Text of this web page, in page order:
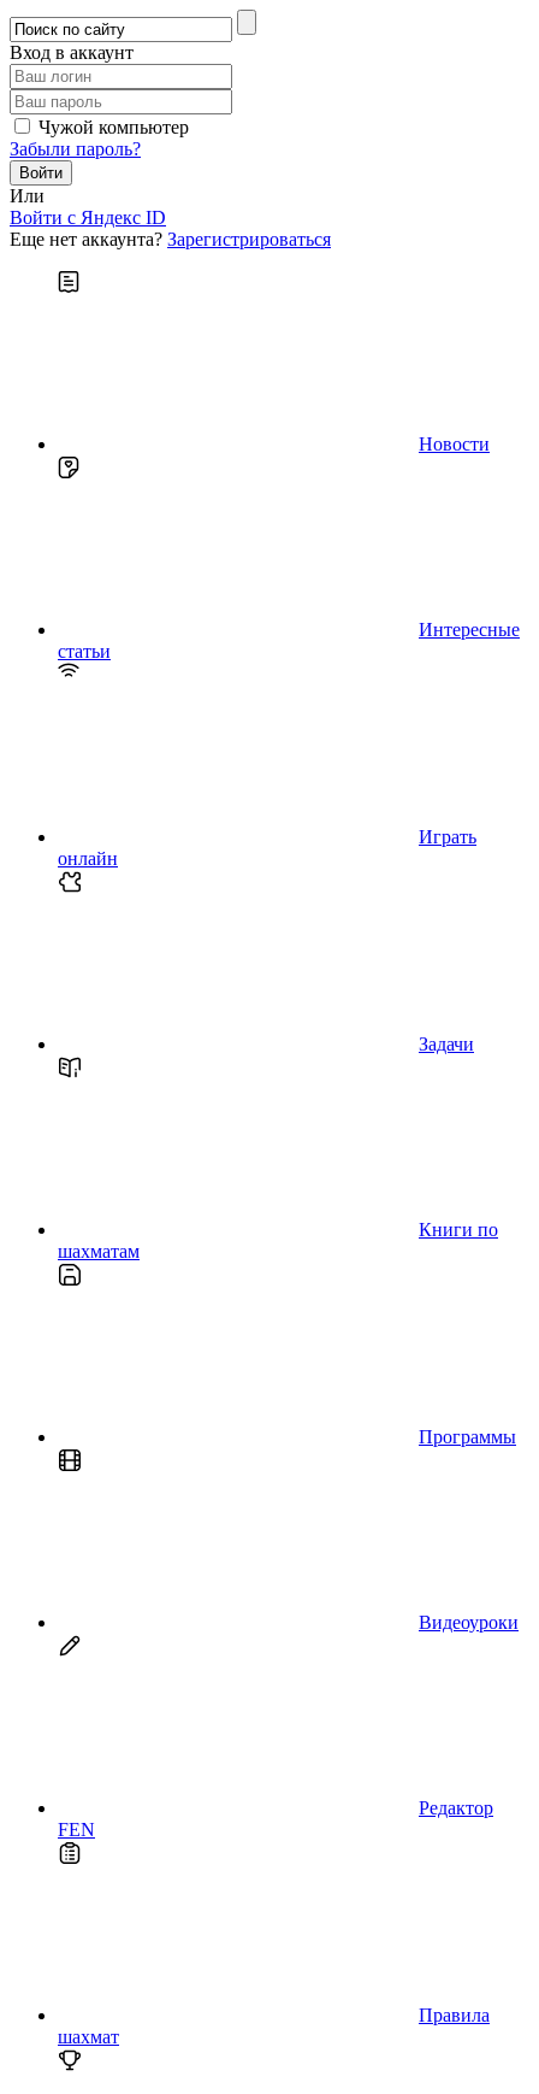
Вход в аккаунт
Чужой компьютер
Забыли пароль?
Или
Войти c Яндекс ID
Еще нет аккаунта? Зарегистрироваться
Новости
Интересные
статьи
Играть
онлайн
Задачи
Книги по
шахматам
Программы
Видеоуроки
Редактор
FEN
Правила
шахмат